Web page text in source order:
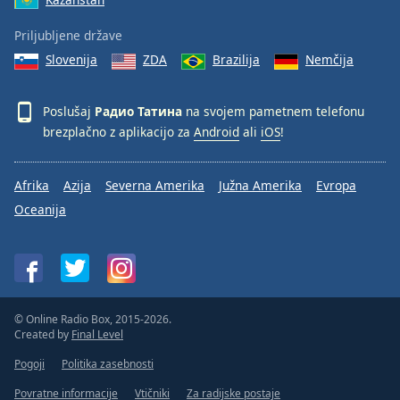
Priljubljene države
Slovenija
ZDA Brazilija Nemčija
Poslušaj Радио Татина na svojem pametnem telefonu
brezplačno z aplikacijo za Android ali iOS!
Afrika Azija Severna Amerika Južna Amerika
Evropa
Oceanija
© Online Radio Box, 2015-2026.
Created by Final Level
Pogoji
Politika zasebnosti
Povratne informacije
Vtičniki Za radijske postaje